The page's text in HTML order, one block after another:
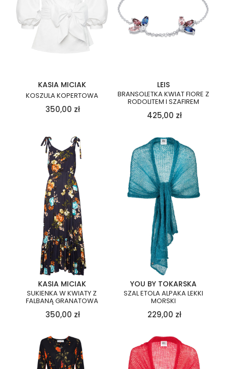
KASIA MICIAK
KOSZULA KOPERTOWA
350,00 zł
LEIS
BRANSOLETKA KWIAT FIORE Z
RODOLITEM I SZAFIREM
425,00 zł
KASIA MICIAK
SUKIENKA W KWIATY Z
FALBANĄ GRANATOWA
350,00 zł
YOU BY TOKARSKA
SZAL ETOLA ALPAKA LEKKI
MORSKI
229,00 zł